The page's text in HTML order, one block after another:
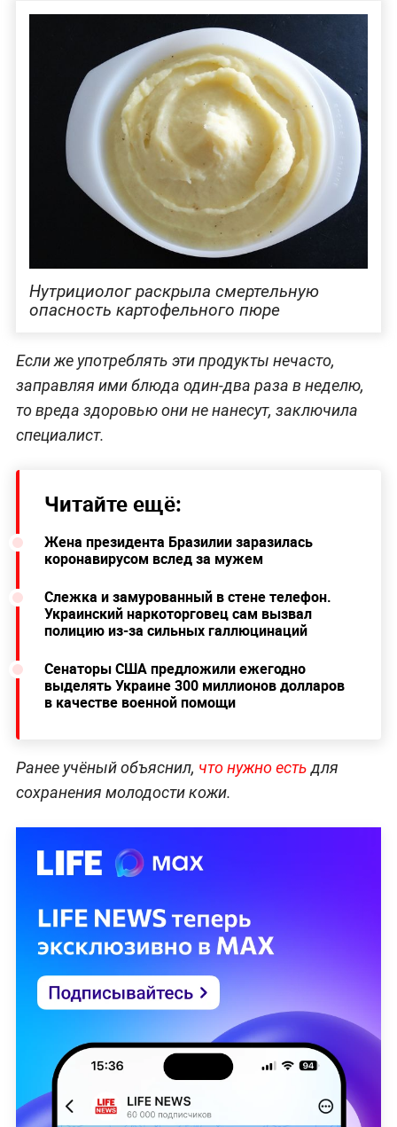
Нутрициолог раскрыла смертельную
опасность картофельного пюре
Если же употреблять эти продукты нечасто,
заправляя ими блюда один-два раза в неделю,
то вреда здоровью они не нанесут, заключила
специалист.
Читайте ещё:
Жена президента Бразилии заразилась
коронавирусом вслед за мужем
Слежка и замурованный в стене телефон.
Украинский наркоторговец сам вызвал
полицию из-за сильных галлюцинаций
Сенаторы США предложили ежегодно
выделять Украине 300 миллионов долларов
в качестве военной помощи
Ранее учёный объяснил, что нужно есть для
сохранения молодости кожи.